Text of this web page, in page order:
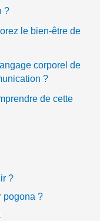
?
le bien-être de
corporel de
?
de cette
?
pogona ?